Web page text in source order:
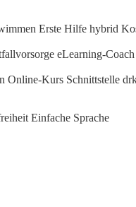
Erste Hilfe hybrid
eLearning-Coach
Online-Kurs Schnittstelle
Einfache Sprache